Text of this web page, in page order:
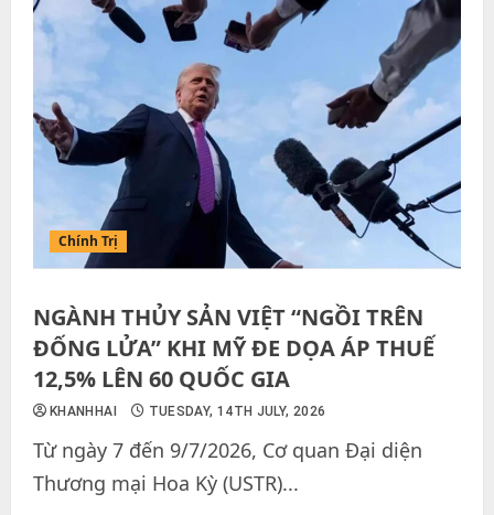
Chính Trị
NGÀNH THỦY SẢN VIỆT “NGỒI TRÊN
ĐỐNG LỬA” KHI MỸ ĐE DỌA ÁP THUẾ
12,5% LÊN 60 QUỐC GIA
KHANHHAI TUESDAY, 14TH JULY, 2026
Từ ngày 7 đến 9/7/2026, Cơ quan Đại diện
Thương mại Hoa Kỳ (USTR)...